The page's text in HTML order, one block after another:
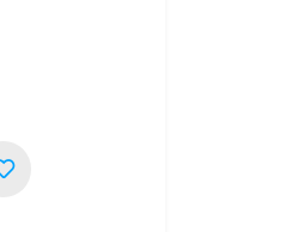
Adicionar aos favoritos